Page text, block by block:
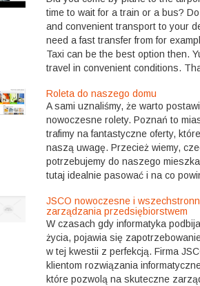
time to wait for a train or a bus?
and convenient transport to your
need a fast transfer from for
Taxi can be the best option then.
travel in convenient conditions.
Roleta do naszego domu
A sami uznaliśmy, że warto
nowoczesne rolety. Poznań to
trafimy na fantastyczne oferty,
naszą uwagę. Przecież wiemy,
potrzebujemy do naszego
tutaj idealnie pasować i na co
JSCO nowoczesne i
zarządzania przedsiębiorstwem
W czasach gdy informatyka
życia, pojawia się
w tej kwestii z perfekcją. Firma
klientom rozwiązania
które pozwolą na skuteczne